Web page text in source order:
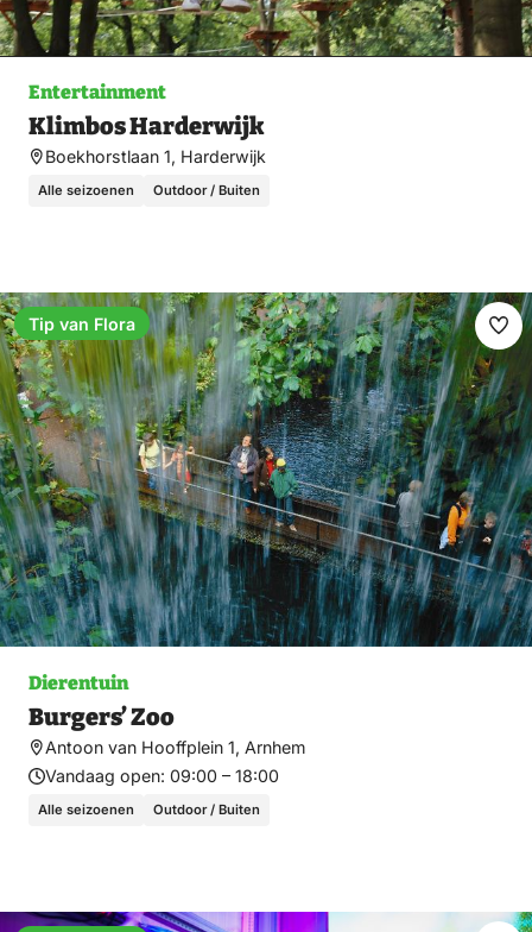
Entertainment
Klimbos Harderwijk
Boekhorstlaan 1, Harderwijk
Alle seizoenen Outdoor / Buiten
Dierentuin
Burgers’ Zoo
Antoon van Hooffplein 1, Arnhem
Vandaag open: 09:00 – 18:00
Alle seizoenen Outdoor / Buiten
Tip van Flora